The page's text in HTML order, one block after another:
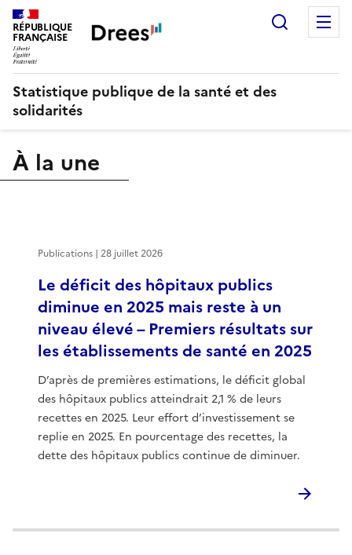
RÉPUBLIQUE
FRANÇAISE
Statistique publique de la santé et des
solidarités
À la une
Le déficit des hôpitaux publics
diminue en 2025 mais reste à un
niveau élevé – Premiers résultats sur
les établissements de santé en 2025
D’après de premières estimations, le déficit global
des hôpitaux publics atteindrait 2,1 % de leurs
recettes en 2025. Leur effort d’investissement se
replie en 2025. En pourcentage des recettes, la
dette des hôpitaux publics continue de diminuer.
Publications | 28 juillet 2026